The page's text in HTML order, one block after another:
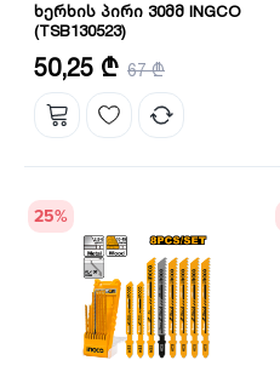
ხერხის პირი 30მმ INGCO
(TSB130523)
დიამეტრი: 305 მმ
50,25 ₾ 67 ₾
25%